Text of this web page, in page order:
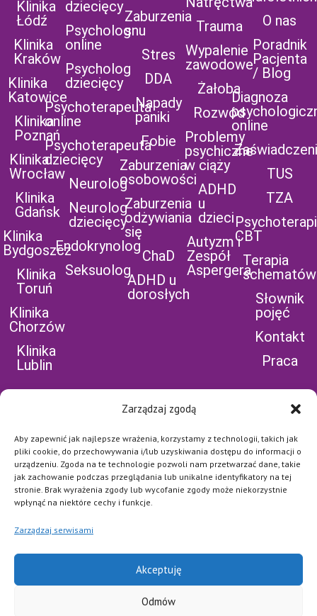
Zarządzaj zgodą
Aby zapewnić jak najlepsze wrażenia, korzystamy z technologii, takich jak
pliki cookie, do przechowywania i/lub uzyskiwania dostępu do informacji o
urządzeniu. Zgoda na te technologie pozwoli nam przetwarzać dane, takie
jak zachowanie podczas przeglądania lub unikalne identyfikatory na tej
stronie. Brak wyrażenia zgody lub wycofanie zgody może niekorzystnie
wpłynąć na niektóre cechy i funkcje.
Zarządzaj serwisami
Akceptuję
Odmów
Klinika
Łódź
Klinika
Kraków
Klinika
Katowice
Klinika
Poznań
Klinika
Wrocław
Klinika
Gdańsk
Klinika
Bydgoszcz
Klinika
Toruń
Klinika
Chorzów
Klinika
Lublin
dziecięcy
Psycholog
online
Psycholog
dziecięcy
Psychoterapeuta
online
Psychoterapeuta
dziecięcy
Neurolog
Neurolog
dziecięcy
Endokrynolog
Seksuolog
Zaburzenia
snu
Stres
DDA
Napady
paniki
Fobie
Zaburzenia
osobowości
Zaburzenia
odżywiania
się
ChaD
ADHD u
dorosłych
Trauma
Wypalenie
zawodowe
Żałoba
Rozwód
Problemy
psychiczne
w ciąży
ADHD
u
dzieci
Autyzm i
Zespół
Aspergera
O nas
Poradnik
Pacjenta
/ Blog
Diagnoza
online
TUS
TZA
CBT
Terapia
schematów
Słownik
pojęć
Kontakt
Praca
POLEĆ NAS NA
FB
Najważniejsze jest dla nas
bezpieczeństwo naszych
Każde połączenie jest
szyfrowane i zabezpieczone
PRYWATNOŚCI I